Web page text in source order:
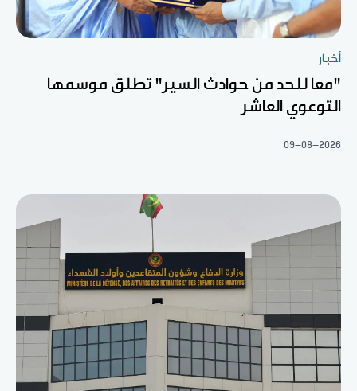
أخبار
"معا للحد من حوادث السير" تطلق موسمها
التوعوي العاشر
09-08-2026